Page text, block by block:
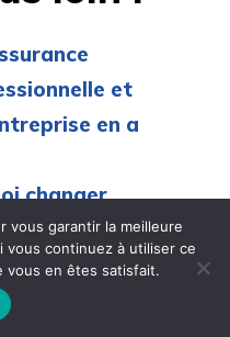
et
en a
changer
pour
prêt ?
le prix d’une
vous garantir la meilleure
continuez à utiliser ce
vous en êtes satisfait.